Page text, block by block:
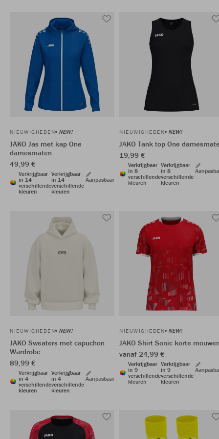
NIEUWIGHEDEN NEW!
JAKO Jas met kap One
damesmaten
49,99 €
Verkrijgbaar
in 14
verschillende
kleuren
Verkrijgbaar
in 14
verschillende
kleuren
Aanpasbaar
NIEUWIGHEDEN NEW!
JAKO Tank top One
19,99 €
Verkrijgbaar
in 8
verschillende
kleuren
Verkrijgbaar
in 8
verschillende
kleuren
NIEUWIGHEDEN NEW!
JAKO Sweaters met capuchon
Wardrobe
89,99 €
Verkrijgbaar
in 4
verschillende
kleuren
Verkrijgbaar
in 4
verschillende
kleuren
Aanpasbaar
NIEUWIGHEDEN NEW!
JAKO Shirt Sonic korte
vanaf 24,99 €
Verkrijgbaar
in 9
verschillende
kleuren
Verkrijgbaar
in 9
verschillende
kleuren